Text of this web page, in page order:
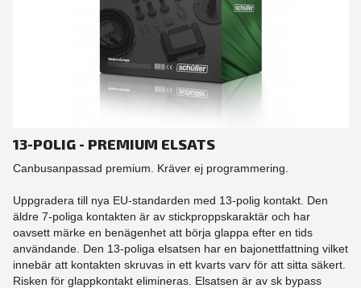
13-POLIG - PREMIUM ELSATS
Canbusanpassad premium. Kräver ej programmering.
Uppgradera till nya EU-standarden med 13-polig kontakt. Den
äldre 7-poliga kontakten är av stickproppskaraktär och har
oavsett märke en benägenhet att börja glappa efter en tids
användande. Den 13-poliga elsatsen har en bajonettfattning vilket
innebär att kontakten skruvas in ett kvarts varv för att sitta säkert.
Risken för glappkontakt elimineras. Elsatsen är av sk bypass